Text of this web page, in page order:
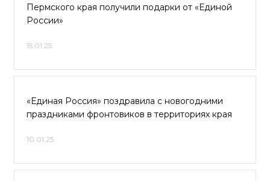
Пермского края получили подарки от «Единой
России»
15.01.25
«Единая Россия» поздравила с новогодними
праздниками фронтовиков в территориях края
10.01.25